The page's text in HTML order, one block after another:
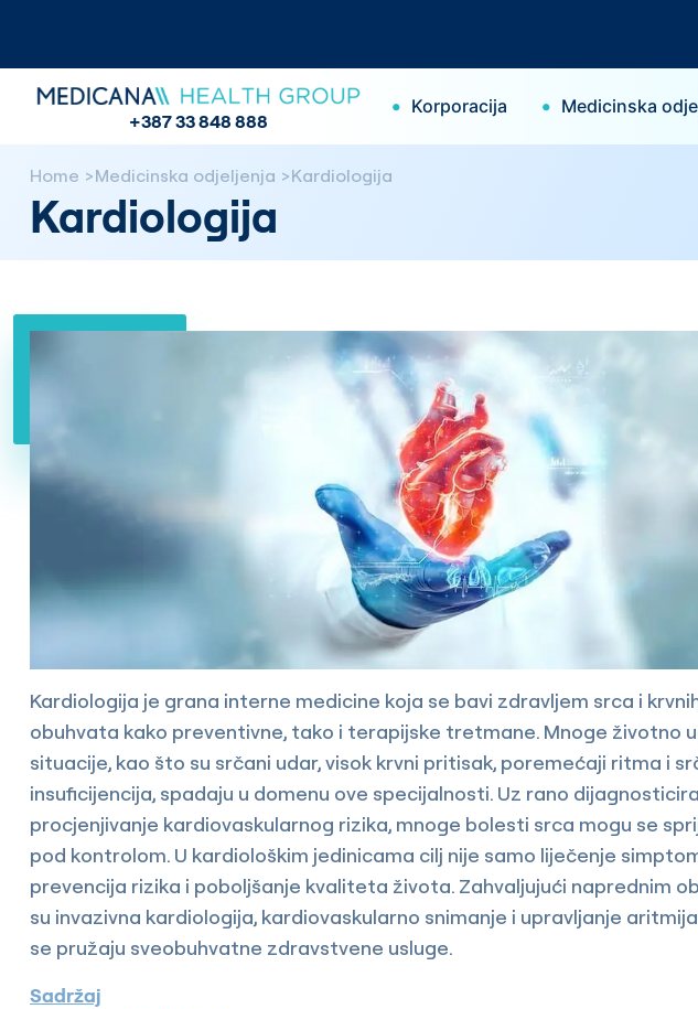
+387 33 848 888
• Korporacija • Medicinska
Home Medicinska odjeljenja Kardiologija
Kardiologija
Kardiologija je grana interne medicine koja se bavi zdravljem srca i
obuhvata kako preventivne, tako i terapijske tretmane. Mnoge životno
situacije, kao što su srčani udar, visok krvni pritisak, poremećaji ritma i
insuficijencija, spadaju u domenu ove specijalnosti. Uz rano
procjenjivanje kardiovaskularnog rizika, mnoge bolesti srca mogu se
pod kontrolom. U kardiološkim jedinicama cilj nije samo liječenje
prevencija rizika i poboljšanje kvaliteta života. Zahvaljujući naprednim
su invazivna kardiologija, kardiovaskularno snimanje i upravljanje
se pružaju sveobuhvatne zdravstvene usluge.
Sadržaj